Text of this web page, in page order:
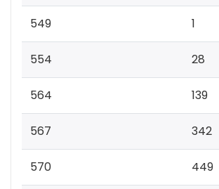
549 1
554 28
564 139
567 342
570 449